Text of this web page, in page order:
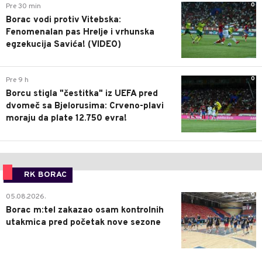
0
Pre 30 min
Borac vodi protiv Vitebska:
Fenomenalan pas Hrelje i vrhunska
egzekucija Savića! (VIDEO)
0
Pre 9 h
Borcu stigla "čestitka" iz UEFA pred
dvomeč sa Bjelorusima: Crveno-plavi
moraju da plate 12.750 evra!
RK BORAC
0
05.08.2026.
Borac m:tel zakazao osam kontrolnih
utakmica pred početak nove sezone